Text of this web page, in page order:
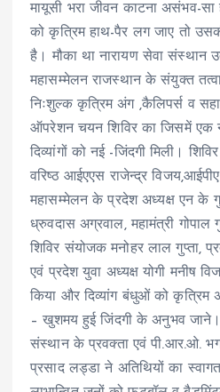
मायूसी भरा जीवन काटना असंभव-सा
को कृत्रिम हाथ-पैर लग जाए तो
है। मौका था नारायण सेवा संस्थान
महासम्मेलन राजस्थान के संयुक्त
निःशुल्क कृत्रिम अंग ,कैलिपर्स व
ऑपरेशन चयन शिविर का जिसमें एक
दिव्यांगों को नई -जिंदगी मिली।
वरिष्ठ आईएएस राजेन्द्र
महासम्मेलन के प्रदेश अध्यक्ष एन के
ध्रुवदास अग्रवाल, महामंत्री गोपाल
शिविर संयोजक मनोहर लाल गुप्ता,
एवं प्रदेश युवा अध्यक्ष योगी मनीष
किया और दिव्यांग बंधुओं को कृत्रिम
– खुशमय हुई जिंदगी के अनुभव जाने।
संस्थान के प्रवक्ता एवं पी.आर.ओ.
प्रसाद लड्डा ने अतिथियों का